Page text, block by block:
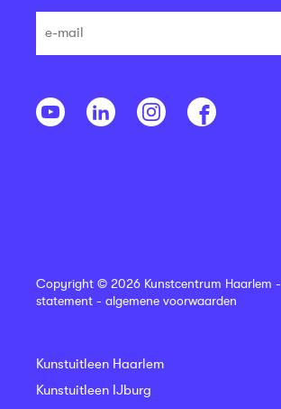
Copyright © 2026 Kunstcentrum Haarlem -
statement - algemene voorwaarden
Kunstuitleen Haarlem
Kunstuitleen IJburg